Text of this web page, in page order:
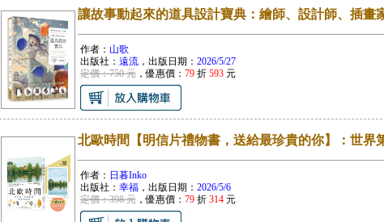
讓故事動起來的道具設計寶典：繪師、設計師、插畫
作者： 山歌
出版社： 遠流，出版日期： 2026/5/27
定價：750 元，優惠價： 79折 593元
北歐時間【明信片禮物書，送給最珍貴的你】：世界
作者： 日暮Inko
出版社： 幸福，出版日期： 2026/5/6
定價：398 元，優惠價： 79折 314元